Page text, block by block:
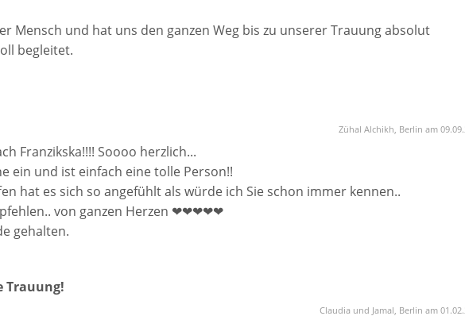
so viele Gäste angesprochen, wie wir auf Franziska gekommen sind und
dankbar, mit Franzi einen so tollen Menschen kennengelernt und mit ihr an
Tag des Lebens verbracht zu haben.
Mensch und hat uns den ganzen Weg bis zu unserer Trauung absolut
begleitet.
DANKE für alles!
unsere Erwartungen. Alle hatten Spaß, es war locker, natürlich und auch
prozentige Empfehlung ;) und wir haben sie als Traurednerin schon
Zühal Alchikh, Berlin am
Franzikska!!!! Soooo herzlich...
ein und ist einfach eine tolle Person!!
hat es sich so angefühlt als würde ich Sie schon immer kennen..
von ganzen Herzen ❤❤❤❤❤
gehalten.
Trauung!
Claudia und Jamal, Berlin am